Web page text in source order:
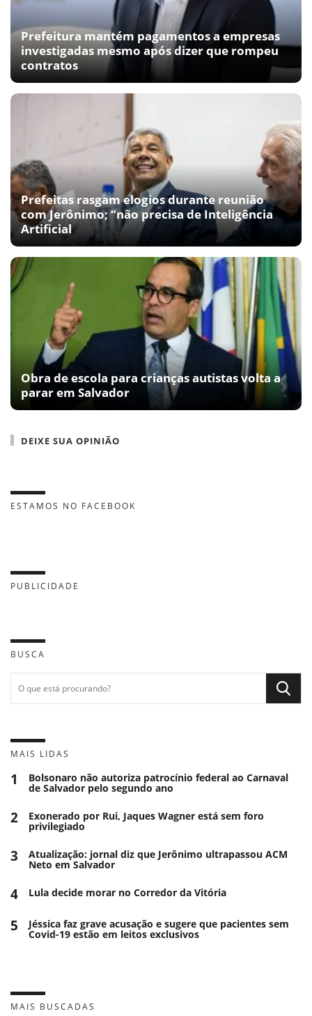
Prefeitura mantém pagamentos a empresas
investigadas mesmo após dizer que rompeu
contratos
Prefeitas rasgam elogios durante reunião
com Jerônimo; “não precisa de Inteligência
Artificial
Obra de escola para crianças autistas volta a
parar em Salvador
DEIXE SUA OPINIÃO
ESTAMOS NO FACEBOOK
PUBLICIDADE
BUSCA
MAIS LIDAS
1 Bolsonaro não autoriza patrocínio federal ao Carnaval
de Salvador pelo segundo ano
2 Exonerado por Rui, Jaques Wagner está sem foro
privilegiado
3 Atualização: jornal diz que Jerônimo ultrapassou ACM
Neto em Salvador
4 Lula decide morar no Corredor da Vitória
5 Jéssica faz grave acusação e sugere que pacientes sem
Covid-19 estão em leitos exclusivos
MAIS BUSCADAS